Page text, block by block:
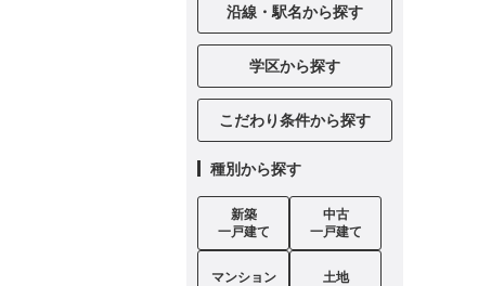
沿線・駅名から探す
学区から探す
こだわり条件から探す
種別から探す
新築
一戸建て
中古
一戸建て
マンション 土地